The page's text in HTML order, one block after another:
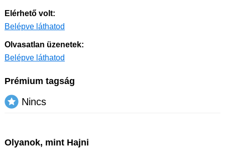
Elérhető volt:
Belépve láthatod
Olvasatlan üzenetek:
Belépve láthatod
Prémium tagság
Nincs
Olyanok, mint Hajni